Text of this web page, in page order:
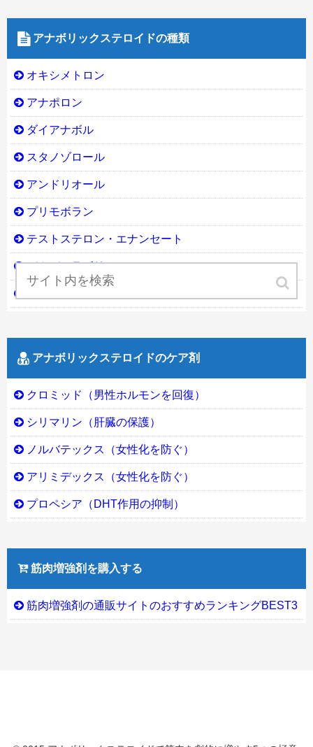
アナボリックステロイドの種類
オキシメトロン
アナポロン
ダイアナボル
スタノゾロール
アンドリオール
プリモボラン
テストステロン・エナンセート
デカデュラボリン
アナボリックステロイドのケア剤
クロミッド（男性ホルモンを回復）
シリマリン（肝臓の保護）
ノルバテックス（女性化を防ぐ）
アリミデックス（女性化を防ぐ）
プロペシア（DHT作用の抑制）
筋肉増強剤を購入する
筋肉増強剤の通販サイトのおすすめランキングBEST3